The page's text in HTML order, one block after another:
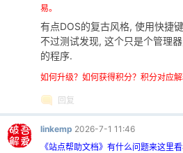
易。
有点DOS的复古风格, 使用快捷
不过测试发现, 这个只是个管理
的程序.
如何升级？如何获得积分？积分对应解
回复
linkemp 2026-7-1 11:46
《站点帮助文档》有什么问题来这里